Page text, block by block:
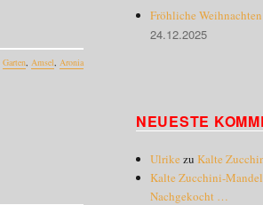
Garten, Amsel, Aronia
Fröhliche
24.12.2025
NEUESTE
Ulrike zuKalte
Kalte Zucchini-
Nachgekocht …